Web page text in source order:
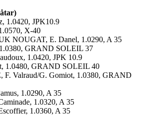
1.0420, JPK10.9
X-40
NOUGAT, E. Danel, 1.0290, A 35
GRAND SOLEIL 37
1.0420, JPK 10.9
1.0480, GRAND SOLEIL 40
Valraud/G. Gomiot, 1.0380, GRAND
1.0290, A 35
1.0320, A 35
1.0360, A 35